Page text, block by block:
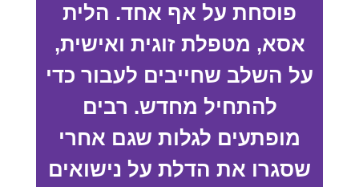
פוסחת על אף אחד. הלית
אסא, מטפלת זוגית ואישית,
על השלב שחייבים לעבור כדי
להתחיל מחדש. רבים
מופתעים לגלות שגם אחרי
שסגרו את הדלת על נישואים